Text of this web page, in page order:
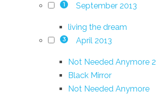
1 September 2013
living the dream
3 April 2013
Not Needed Anymore 2
Black Mirror
Not Needed Anymore